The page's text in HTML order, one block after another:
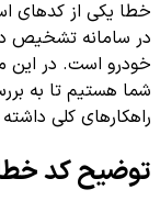
در سامانه تشخیص
خودرو است. در این
راهکارهای کلی
توضیح کد